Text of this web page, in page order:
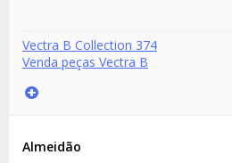
Vectra B Collection 374
Venda peças Vectra B
Almeidão